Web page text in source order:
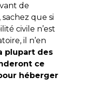
de
que si
civile n’est
il n’en
plupart des
ce
héberger